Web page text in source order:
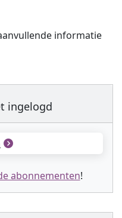
informatie
ingelogd
abonnementen!